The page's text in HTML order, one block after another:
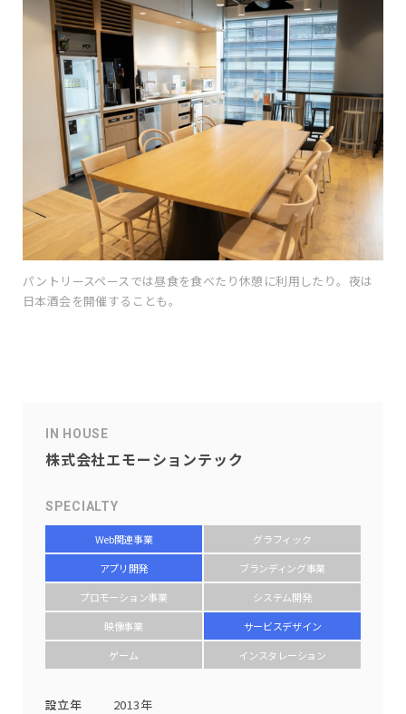
パントリースペースでは昼食を食べたり休憩に利用したり。夜は
日本酒会を開催することも。
IN HOUSE
株式会社エモーションテック
SPECIALTY
Web関連事業
グラフィック
アプリ開発
ブランディング事業
プロモーション事業
システム開発
映像事業
サービスデザイン
ゲーム
インスタレーション
設立年
2013年